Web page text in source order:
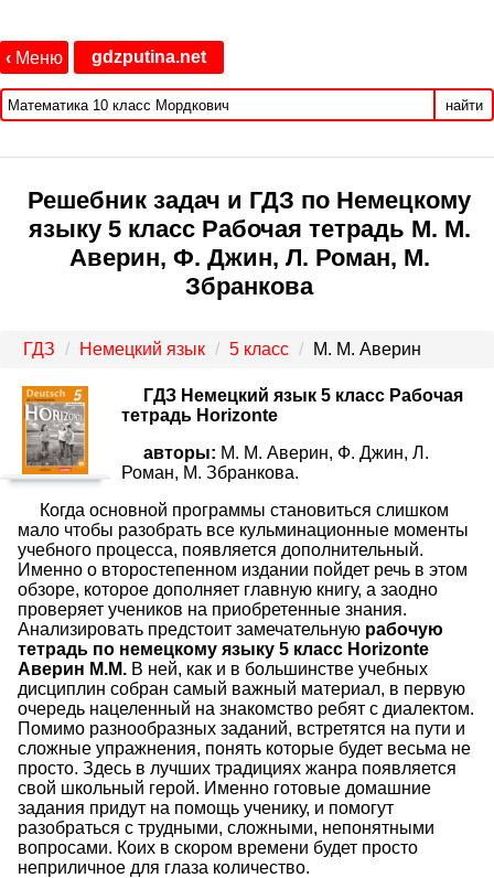
‹ Меню gdzputina.net
найти
Решебник задач и ГДЗ по Немецкому
языку 5 класс Рабочая тетрадь М. М.
Аверин, Ф. Джин, Л. Роман, М.
Збранкова
ГДЗ Немецкий язык 5 класс М. М. Аверин
ГДЗ Немецкий язык 5 класс Рабочая
тетрадь Horizonte
авторы: М. М. Аверин, Ф. Джин, Л.
Роман, М. Збранкова.
Когда основной программы становиться слишком
мало чтобы разобрать все кульминационные моменты
учебного процесса, появляется дополнительный.
Именно о второстепенном издании пойдет речь в этом
обзоре, которое дополняет главную книгу, а заодно
проверяет учеников на приобретенные знания.
Анализировать предстоит замечательную рабочую
тетрадь по немецкому языку 5 класс Horizonte
Аверин М.М. В ней, как и в большинстве учебных
дисциплин собран самый важный материал, в первую
очередь нацеленный на знакомство ребят с диалектом.
Помимо разнообразных заданий, встретятся на пути и
сложные упражнения, понять которые будет весьма не
просто. Здесь в лучших традициях жанра появляется
свой школьный герой. Именно готовые домашние
задания придут на помощь ученику, и помогут
разобраться с трудными, сложными, непонятными
вопросами. Коих в скором времени будет просто
неприличное для глаза количество.